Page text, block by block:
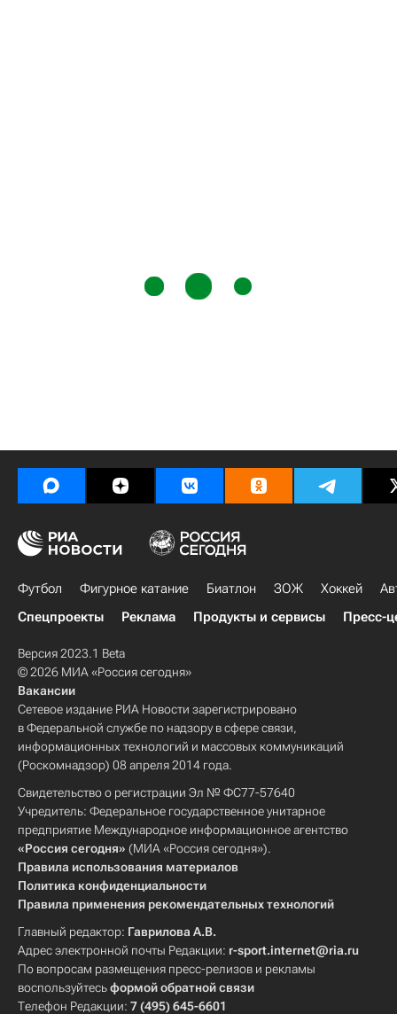
Футбол Фигурное катание Биатлон ЗОЖ Хоккей
Спецпроекты
Реклама Продукты и сервисы Пресс-
Версия 2023.1 Beta
© 2026 МИА «Россия сегодня»
Вакансии
Сетевое издание РИА Новости зарегистрировано
в Федеральной службе по надзору в сфере связи,
информационных технологий и массовых коммуникаций
(Роскомнадзор) 08 апреля 2014 года.
Свидетельство о регистрации Эл № ФС77-57640
Учредитель: Федеральное государственное унитарное
предприятие Международное информационное агентство
«Россия сегодня» (МИА «Россия сегодня»).
Правила использования материалов
Политика конфиденциальности
Правила применения рекомендательных технологий
Главный редактор: Гаврилова А.В.
Адрес электронной почты Редакции: r-sport.internet@ria.ru
По вопросам размещения пресс-релизов и рекламы
воспользуйтесьформой обратной связи
Телефон Редакции: 7 (495) 645-6601